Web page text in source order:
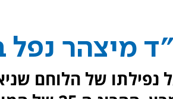
מיצהר נפל
נפילתו של הלוחם